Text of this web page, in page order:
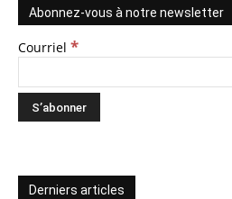
Abonnez-vous à notre newsletter
Courriel *
Derniers articles